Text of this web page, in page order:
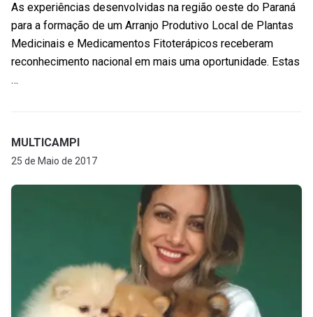
As experiências desenvolvidas na região oeste do Paraná
para a formação de um Arranjo Produtivo Local de Plantas
Medicinais e Medicamentos Fitoterápicos receberam
reconhecimento nacional em mais uma oportunidade. Estas
…
MULTICAMPI
25 de Maio de 2017